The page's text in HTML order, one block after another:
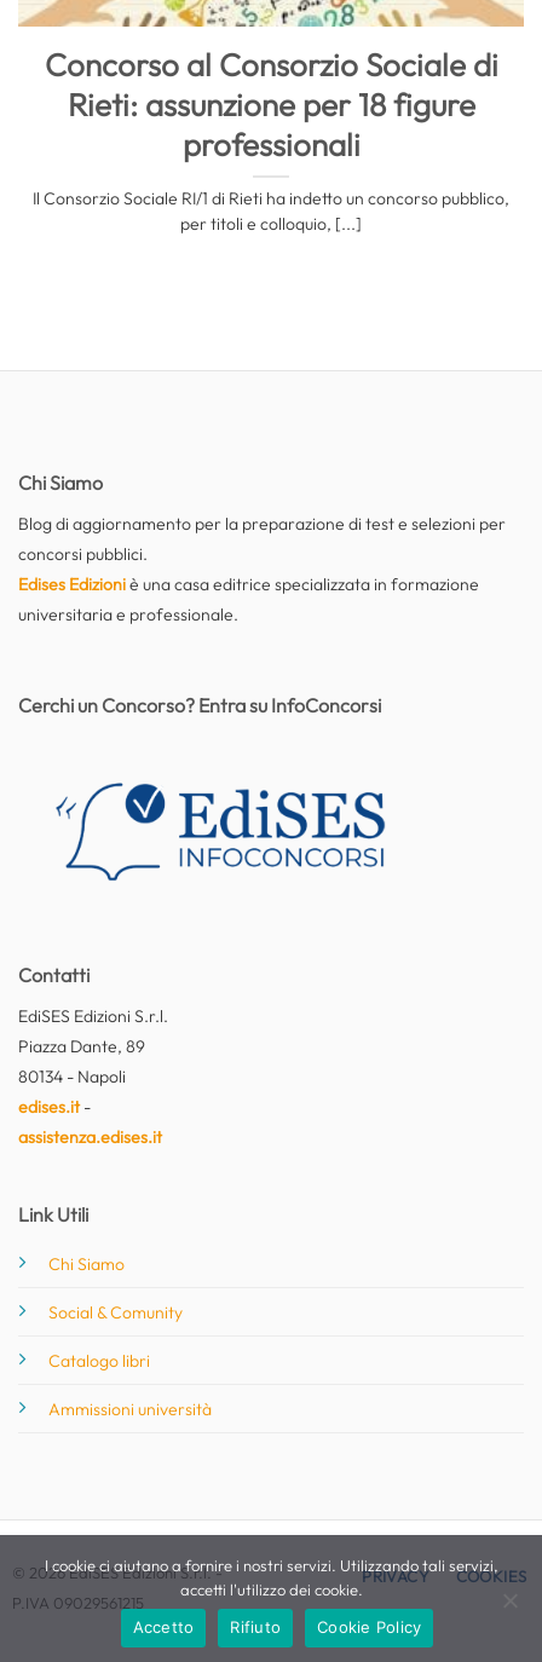
Concorso al Consorzio Sociale di
Rieti: assunzione per 18 figure
professionali
Il Consorzio Sociale RI/1 di Rieti ha indetto un concorso pubblico,
per titoli e colloquio, [...]
Chi Siamo
Blog di aggiornamento per la preparazione di test e selezioni per
concorsi pubblici.
Edises Edizioniè una casa editrice specializzata in formazione
universitaria e professionale.
Contatti
EdiSES Edizioni S.r.l.
Piazza Dante, 89
80134 - Napoli
edises.it-
assistenza.edises.it
Link Utili
Chi Siamo
Social & Comunity
Catalogo libri
Ammissioni università
Cerchi un Concorso? Entra su InfoConcorsi
© 2026 EdiSES Edizioni S.r.l. -
P.IVA 09029561215
PRIVACY COOKIES
I cookie ci aiutano a fornire i nostri servizi. Utilizzando tali servizi,
accetti l'utilizzo dei cookie.
Accetto
Rifiuto Cookie Policy